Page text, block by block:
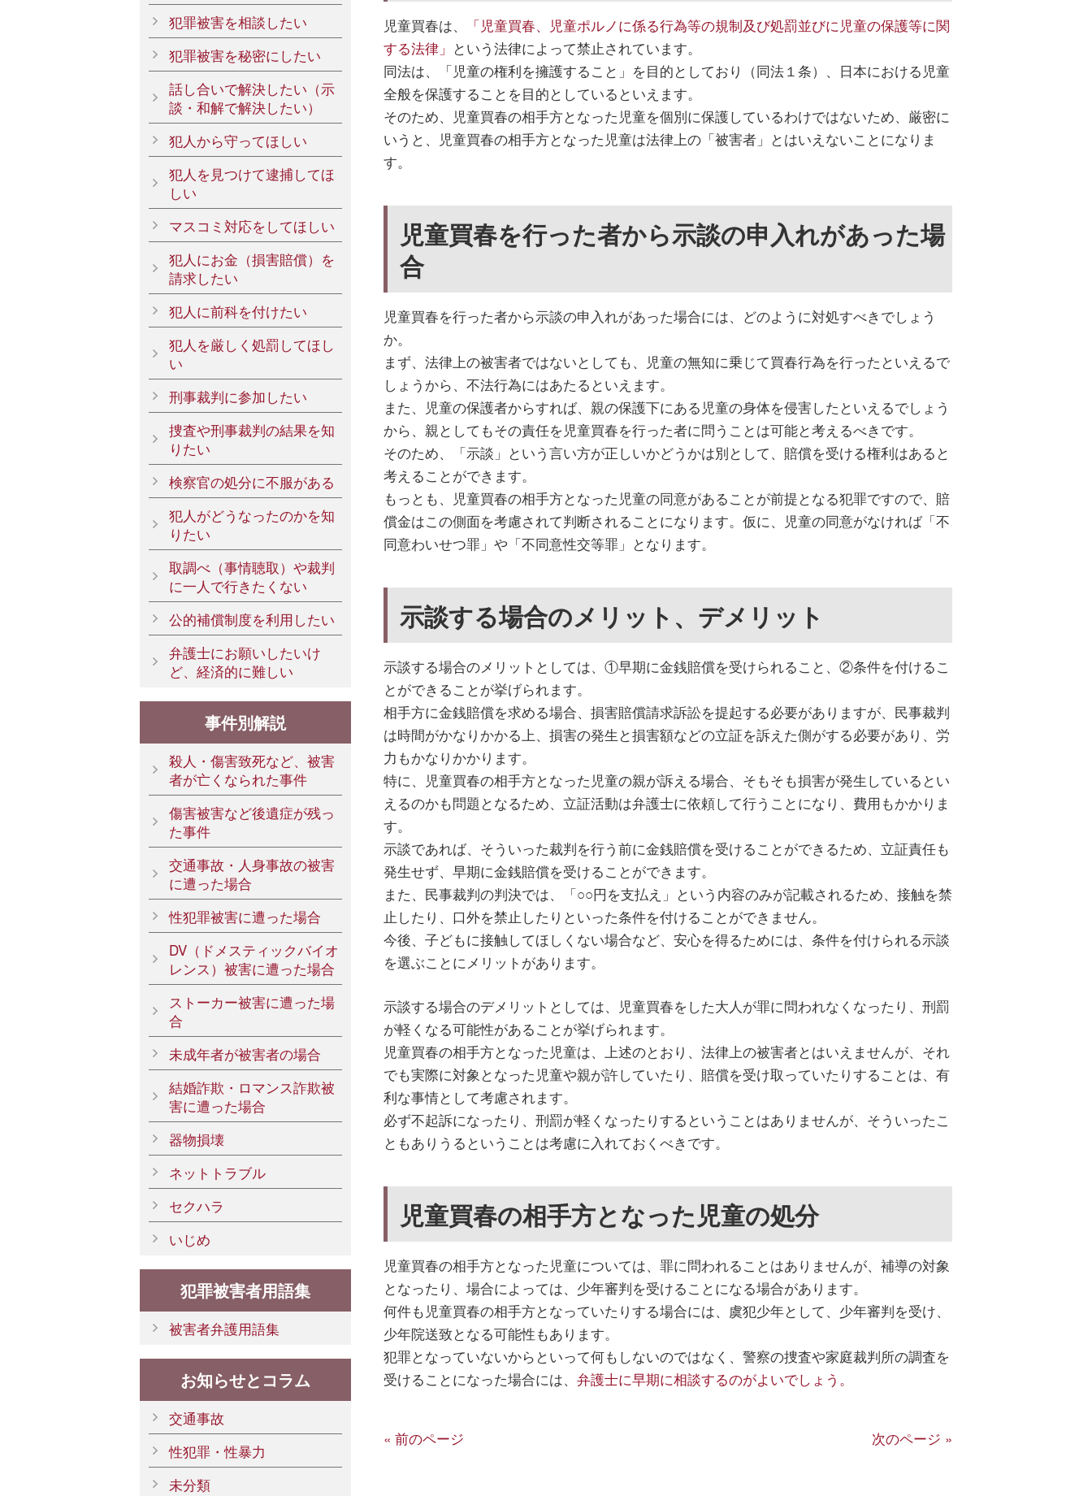
児童買春は、
「児童買春、児童ポルノに係る行為等の規制及び処罰並びに児童の保護等に関
する法律」 という法律によって禁止されています。
同法は、「児童の権利を擁護すること」を目的としており（同法１条）、日本における児童
全般を保護することを目的としているといえます。
そのため、児童買春の相手方となった児童を個別に保護しているわけではないため、厳密に
いうと、児童買春の相手方となった児童は法律上の「被害者」とはいえないことになりま
す。
児童買春を行った者から示談の申入れがあった場
合
児童買春を行った者から示談の申入れがあった場合には、どのように対処すべきでしょう
か。
まず、法律上の被害者ではないとしても、児童の無知に乗じて買春行為を行ったといえるで
しょうから、不法行為にはあたるといえます。
また、児童の保護者からすれば、親の保護下にある児童の身体を侵害したといえるでしょう
から、親としてもその責任を児童買春を行った者に問うことは可能と考えるべきです。
そのため、「示談」という言い方が正しいかどうかは別として、賠償を受ける権利はあると
考えることができます。
もっとも、児童買春の相手方となった児童の同意があることが前提となる犯罪ですので、賠
償金はこの側面を考慮されて判断されることになります。仮に、児童の同意がなければ「不
同意わいせつ罪」や「不同意性交等罪」となります。
示談する場合のメリット、デメリット
示談する場合のメリットとしては、①早期に金銭賠償を受けられること、②条件を付けるこ
とができることが挙げられます。
相手方に金銭賠償を求める場合、損害賠償請求訴訟を提起する必要がありますが、民事裁判
は時間がかなりかかる上、損害の発生と損害額などの立証を訴えた側がする必要があり、労
力もかなりかかります。
特に、児童買春の相手方となった児童の親が訴える場合、そもそも損害が発生しているとい
えるのかも問題となるため、立証活動は弁護士に依頼して行うことになり、費用もかかりま
す。
示談であれば、そういった裁判を行う前に金銭賠償を受けることができるため、立証責任も
発生せず、早期に金銭賠償を受けることができます。
また、民事裁判の判決では、「○○円を支払え」という内容のみが記載されるため、接触を禁
止したり、口外を禁止したりといった条件を付けることができません。
今後、子どもに接触してほしくない場合など、安心を得るためには、条件を付けられる示談
を選ぶことにメリットがあります。
示談する場合のデメリットとしては、児童買春をした大人が罪に問われなくなったり、刑罰
が軽くなる可能性があることが挙げられます。
児童買春の相手方となった児童は、上述のとおり、法律上の被害者とはいえませんが、それ
でも実際に対象となった児童や親が許していたり、賠償を受け取っていたりすることは、有
利な事情として考慮されます。
必ず不起訴になったり、刑罰が軽くなったりするということはありませんが、そういったこ
ともありうるということは考慮に入れておくべきです。
児童買春の相手方となった児童の処分
児童買春の相手方となった児童については、罪に問われることはありませんが、補導の対象
となったり、場合によっては、少年審判を受けることになる場合があります。
何件も児童買春の相手方となっていたりする場合には、虞犯少年として、少年審判を受け、
少年院送致となる可能性もあります。
犯罪となっていないからといって何もしないのではなく、警察の捜査や家庭裁判所の調査を
受けることになった場合には、 弁護士に早期に相談するのがよいでしょう。
« 前のページ 次のページ »
犯罪被害を相談したい
犯罪被害を秘密にしたい
話し合いで解決したい（示
談・和解で解決したい）
犯人から守ってほしい
犯人を見つけて逮捕してほ
しい
マスコミ対応をしてほしい
犯人にお金（損害賠償）を
請求したい
犯人に前科を付けたい
犯人を厳しく処罰してほし
い
刑事裁判に参加したい
捜査や刑事裁判の結果を知
りたい
検察官の処分に不服がある
犯人がどうなったのかを知
りたい
取調べ（事情聴取）や裁判
に一人で行きたくない
公的補償制度を利用したい
弁護士にお願いしたいけ
ど、経済的に難しい
事件別解説
殺人・傷害致死など、被害
者が亡くなられた事件
傷害被害など後遺症が残っ
た事件
交通事故・人身事故の被害
に遭った場合
性犯罪被害に遭った場合
DV（ドメスティックバイオ
レンス）被害に遭った場合
ストーカー被害に遭った場
合
未成年者が被害者の場合
結婚詐欺・ロマンス詐欺被
害に遭った場合
器物損壊
ネットトラブル
セクハラ
いじめ
犯罪被害者用語集
被害者弁護用語集
お知らせとコラム
交通事故
性犯罪・性暴力
未分類